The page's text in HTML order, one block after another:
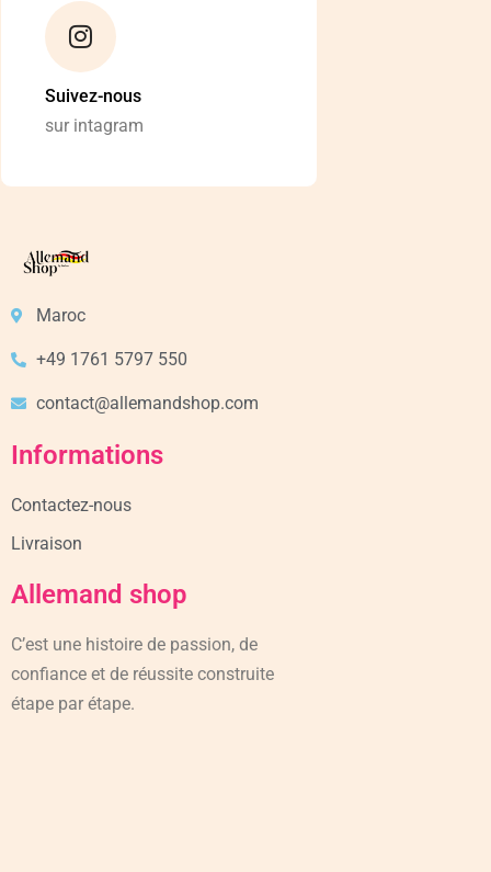
Suivez-nous
sur intagram
Maroc
+49 1761 5797 550
contact@allemandshop.com
Informations
Contactez-nous
Livraison
Allemand shop
C’est une histoire de passion, de
confiance et de réussite construite
étape par étape.